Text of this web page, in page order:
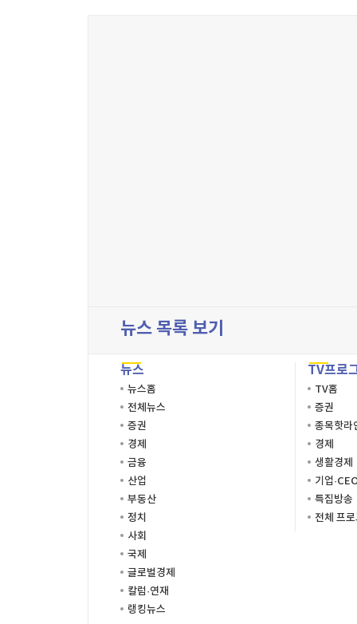
뉴스 목록 보기
뉴스
뉴스홈
전체뉴스
증권
경제
금융
산업
부동산
정치
사회
국제
글로벌경제
칼럼·연재
랭킹뉴스
TV프로
TV홈
증권
종목핫라
경제
생활경제
기업
특집방송
전체 프